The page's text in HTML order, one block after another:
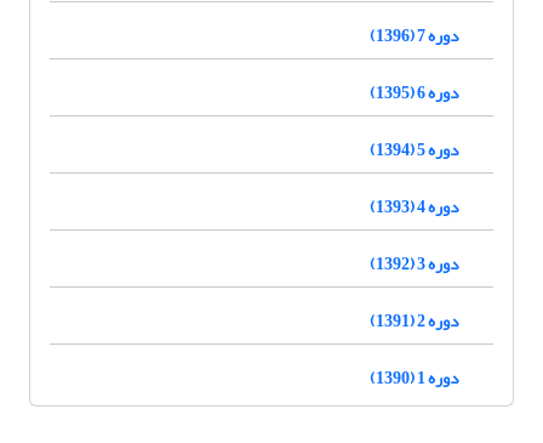
دوره 7 (1396)
دوره 6 (1395)
دوره 5 (1394)
دوره 4 (1393)
دوره 3 (1392)
دوره 2 (1391)
دوره 1 (1390)